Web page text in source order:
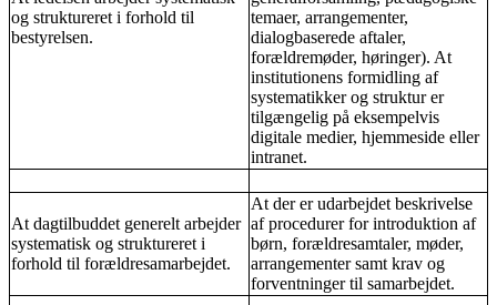
og struktureret i forhold til
bestyrelsen.
temaer, arrangementer,
dialogbaserede aftaler,
forældremøder, høringer). At
institutionens formidling af
systematikker og struktur er
tilgængelig på eksempelvis
digitale medier, hjemmeside eller
intranet.
At dagtilbuddet generelt arbejder
systematisk og struktureret i
forhold til forældresamarbejdet.
At der er udarbejdet beskrivelse
af procedurer for introduktion af
børn, forældresamtaler, møder,
arrangementer samt krav og
forventninger til samarbejdet.